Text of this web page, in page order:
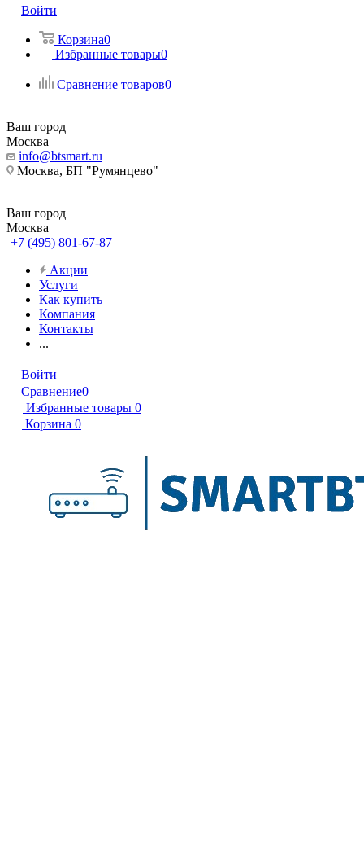
Войти
Корзина0
Избранные товары0
Сравнение товаров0
Ваш город
Москва
info@btsmart.ru
Москва, БП "Румянцево"
Ваш город
Москва
+7 (495) 801-67-87
Акции
Услуги
Как купить
Компания
Контакты
...
Войти
Сравнение0
Избранные товары 0
Корзина 0